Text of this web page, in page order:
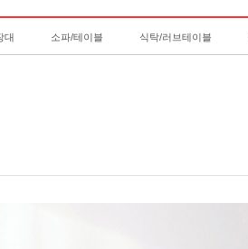
대 소파/테이블 식탁/러브테이블